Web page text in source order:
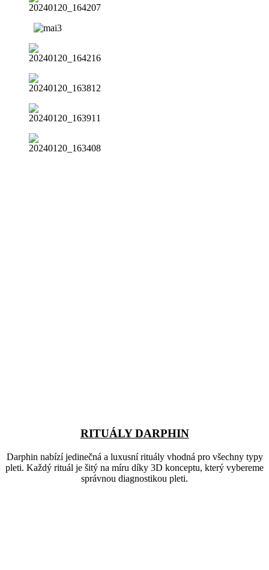
RITUÁLY DARPHIN
Darphin nabízí jedinečná a luxusní rituály vhodná pro všechny typy
pleti. Každý rituál je šitý na míru díky 3D konceptu, který vybereme
správnou diagnostikou pleti.